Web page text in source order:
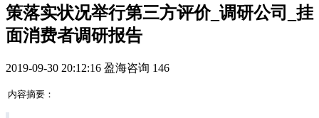
策落实状况举行第三方评价_调研公司_挂
面消费者调研报告
2019-09-30 20:12:16 盈海咨询 146
内容摘要：